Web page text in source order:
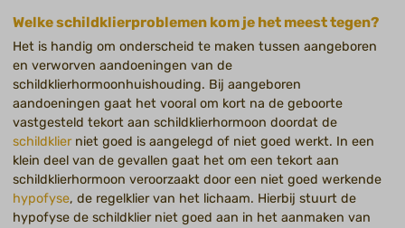
Welke schildklierproblemen kom je het meest tegen?
Het is handig om onderscheid te maken tussen aangeboren
en verworven aandoeningen van de
schildklierhormoonhuishouding. Bij aangeboren
aandoeningen gaat het vooral om kort na de geboorte
vastgesteld tekort aan schildklierhormoon doordat de
schildklierniet goed is aangelegd of niet goed werkt. In een
klein deel van de gevallen gaat het om een tekort aan
schildklierhormoon veroorzaakt door een niet goed werkende
hypofyse, de regelklier van het lichaam. Hierbij stuurt de
hypofyse de schildklier niet goed aan in het aanmaken van